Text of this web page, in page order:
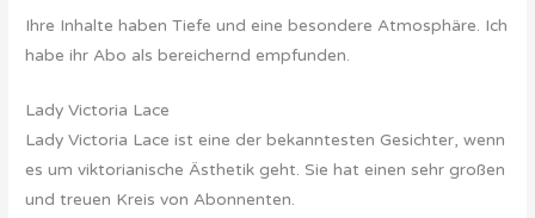
Ihre Inhalte haben Tiefe und eine besondere Atmosphäre. Ich
habe ihr Abo als bereichernd empfunden.
Lady Victoria Lace
Lady Victoria Lace ist eine der bekanntesten Gesichter, wenn
es um viktorianische Ästhetik geht. Sie hat einen sehr großen
und treuen Kreis von Abonnenten.